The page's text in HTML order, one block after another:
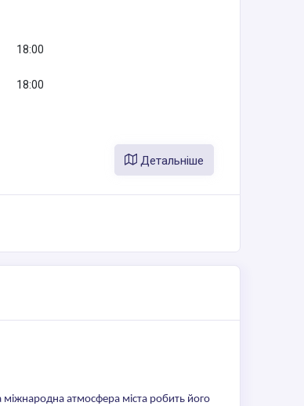
18:00
18:00
Детальніше
атмосфера міста робить його